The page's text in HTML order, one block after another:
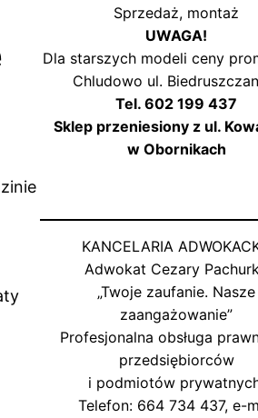
Sprzedaż, montaż
UWAGA!
Dla starszych modeli ceny
Chludowo ul.
Tel. 602 199 437
Sklep przeniesiony z ul.
w Obornikach
KANCELARIA
Adwokat Cezary
„Twoje zaufanie. Nasze
zaangażowanie”
Profesjonalna obsługa
przedsiębiorców
i podmiotów
Telefon: 664 734 437, e-